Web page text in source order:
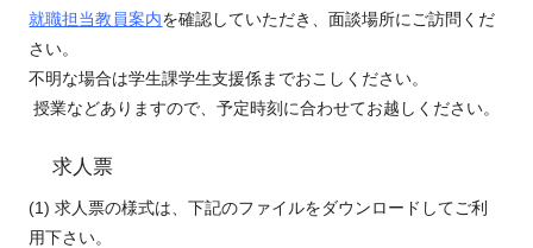
就職担当教員案内を確認していただき、面談場所に ご訪問くだ
さい。
不明な場合は学生課学生支援係までおこしください。
授業などありますので、予定時刻に合わせてお越しください。
求人票
(1) 求人票の様式は、下記のファイルをダウンロードしてご利
用下さい。